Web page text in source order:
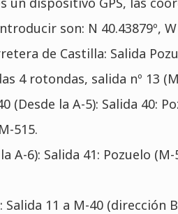
son: N 40.43879º, W
de Castilla: Salida
4 rotondas, salida nº 13
(Desde la A-5): Salida 40:
515.
A-6): Salida 41: Pozuelo
: Salida 11 a M-40 (dirección